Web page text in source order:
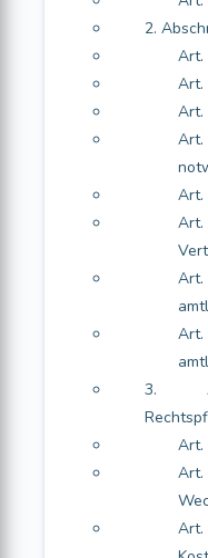
2.
Art.
Art.
Art.
Art.
Art.
3.
Art.